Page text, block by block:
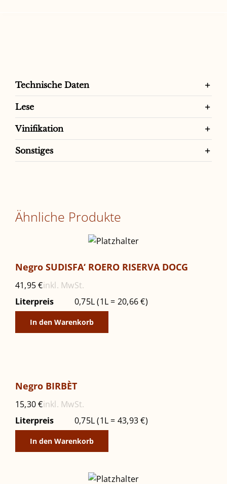
Technische Daten
Lese
Vinifikation
Sonstiges
Ähnliche Produkte
Negro SUDISFA‘ ROERO RISERVA DOCG
41,95€inkl. MwSt.
Literpreis
0,75L (1L = 20,66 €)
In den Warenkorb
Negro BIRBÈT
15,30€inkl. MwSt.
Literpreis
0,75L (1L = 43,93 €)
In den Warenkorb